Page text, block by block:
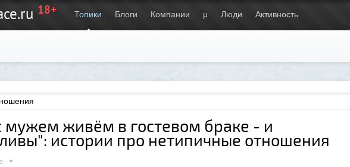
18+ Топики Блоги Компании μ Люди Активность
живём в гостевом браке - и
истории про нетипичные отношения